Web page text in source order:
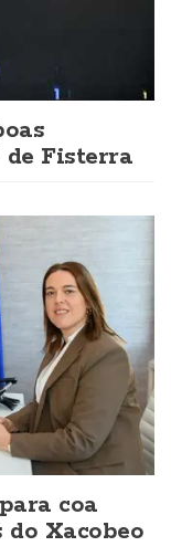
Fisterra
coa
Xacobeo